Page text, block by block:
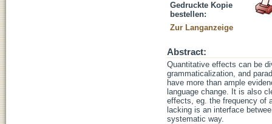
Gedruckte Kopie
bestellen:
Zur Langanzeige
Abstract:
Quantitative effects can be
grammaticalization, and
have more than ample
language change. It is also
effects, eg. the frequency of
lacking is an interface
systematic way.